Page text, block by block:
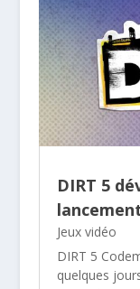
DIRT 5
Jeux vidéo
DIRT 5
quelques